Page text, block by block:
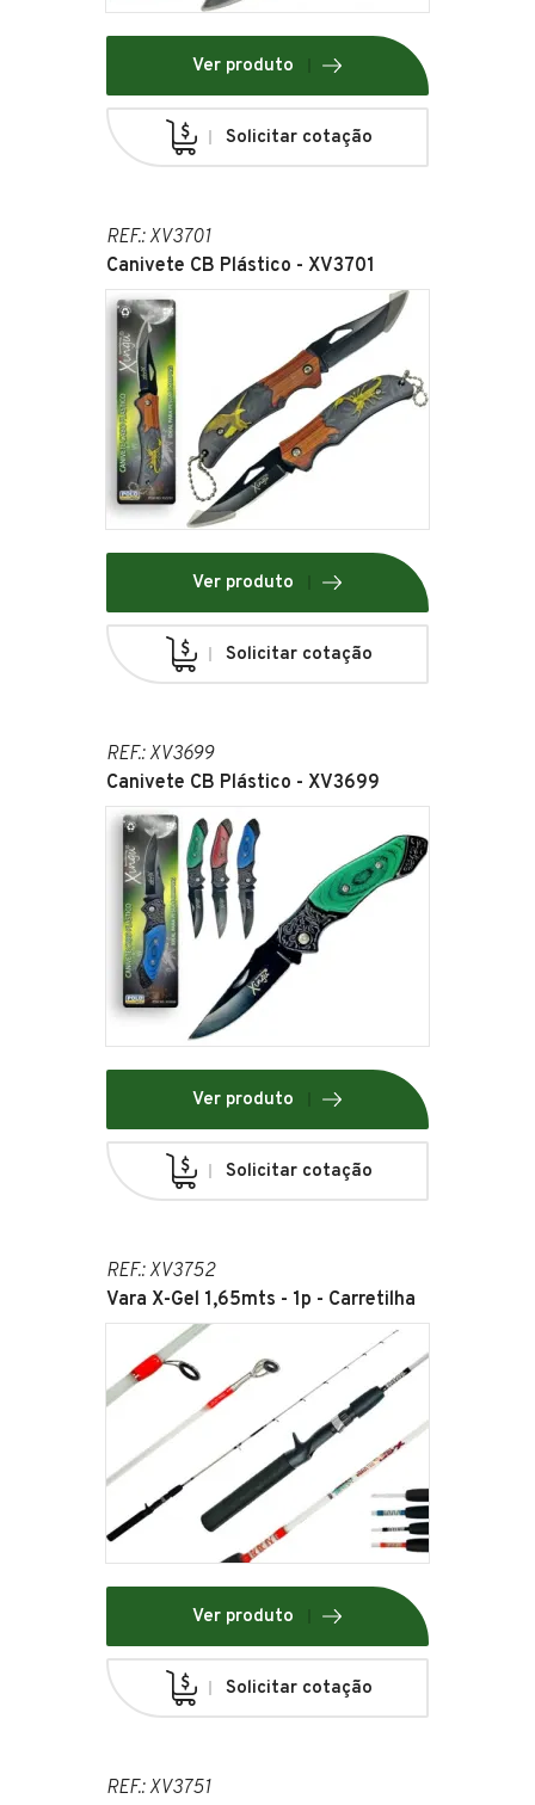
Ver produto
Solicitar cotação
REF.: XV3701
Canivete CB Plástico - XV3701
Ver produto
Solicitar cotação
REF.: XV3699
Canivete CB Plástico - XV3699
Ver produto
Solicitar cotação
REF.: XV3752
Vara X-Gel 1,65mts - 1p - Carretilha
Ver produto
Solicitar cotação
REF.: XV3751